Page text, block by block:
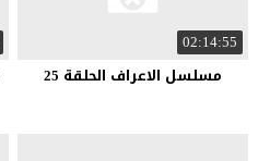
02:14:55
مسلسل الاعراف الحلقة 25